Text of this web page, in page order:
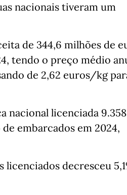
nacionais tiveram um
de 344,6 milhões de
tendo o preço médio
de 2,62 euros/kg
nacional licenciada 9.358
embarcados em 2024,
licenciados decresceu